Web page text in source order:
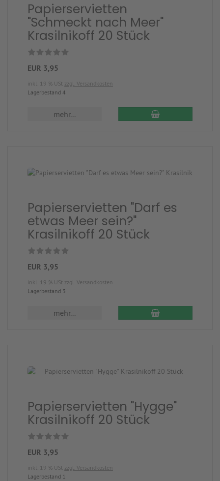
Papierservietten
"Schmeckt nach Meer"
Krasilnikoff 20 Stück
EUR 3,95
inkl. 19 % USt zzgl. Versandkosten
Lagerbestand 4
mehr...
Papierservietten "Darf es
etwas Meer sein?"
Krasilnikoff 20 Stück
EUR 3,95
inkl. 19 % USt zzgl. Versandkosten
Lagerbestand 3
mehr...
Papierservietten "Hygge"
Krasilnikoff 20 Stück
EUR 3,95
inkl. 19 % USt zzgl. Versandkosten
Lagerbestand 1